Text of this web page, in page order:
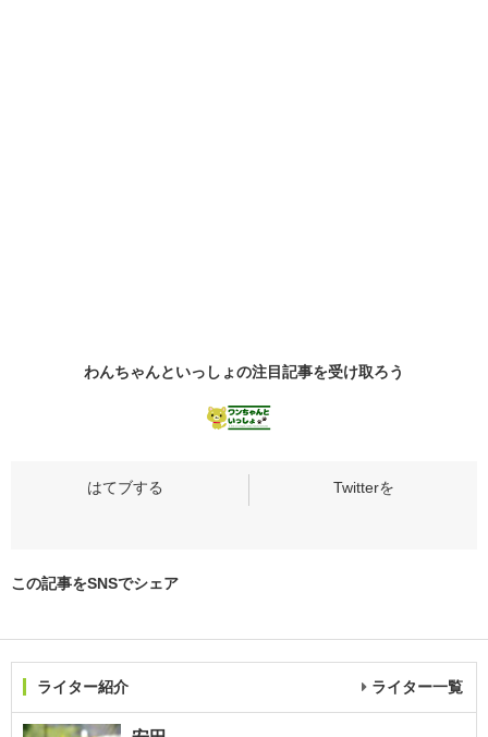
わんちゃんといっしょの注目記事を受け取ろう
この記事をSNSでシェア
ライター紹介 ライター一覧